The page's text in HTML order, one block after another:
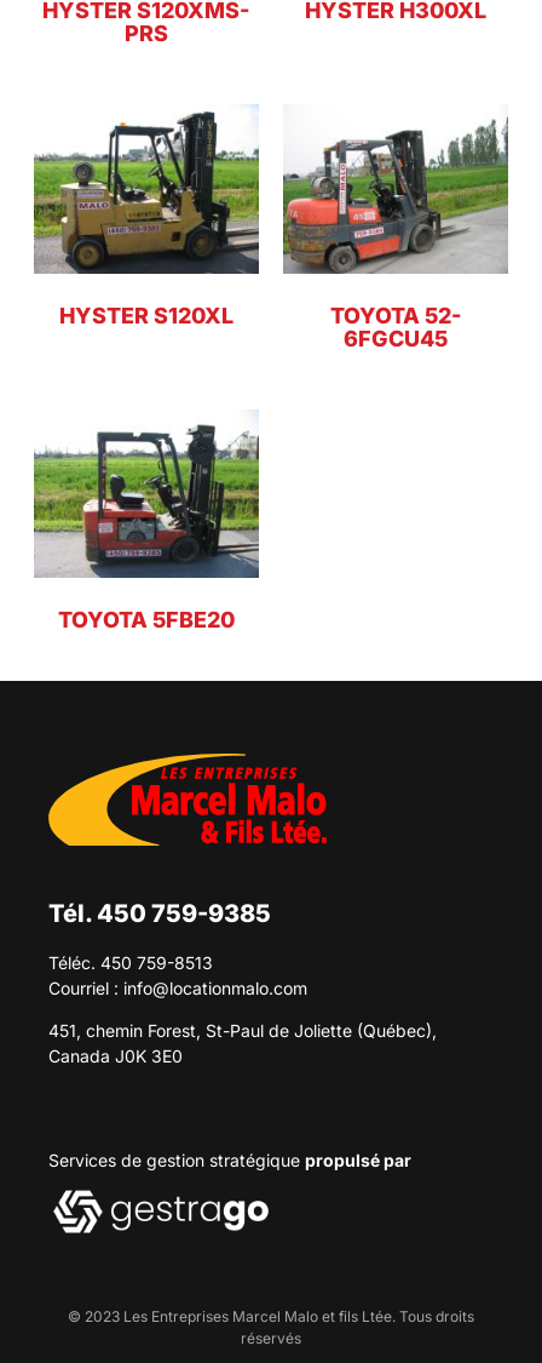
HYSTER S120XMS-
PRS
HYSTER H300XL
HYSTER S120XL
TOYOTA 52-
6FGCU45
TOYOTA 5FBE20
Tél. 450 759-9385
Téléc. 450 759-8513
Courriel : info@locationmalo.com
451, chemin Forest, St-Paul de Joliette (Québec),
Canada J0K 3E0
Services de gestion stratégique propulsé par
© 2023 Les Entreprises Marcel Malo et fils Ltée. Tous droits
réservés